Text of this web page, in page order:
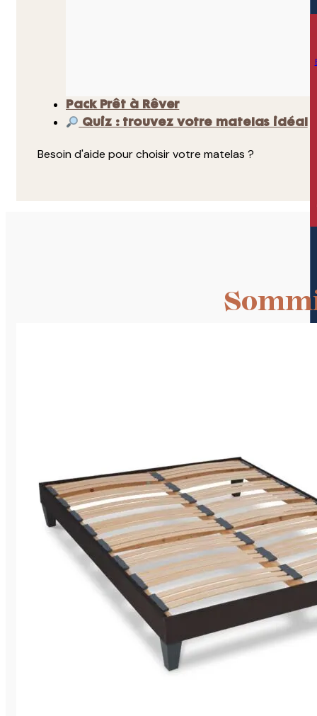
Pack Prêt à Rêver
Quiz : trouvez votre matelas idéal
Besoin d'aide pour choisir votre matelas ?